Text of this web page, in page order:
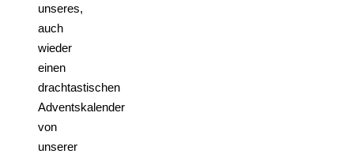
unseres,
auch
wieder
einen
drachtastischen
Adventskalender
von
unserer